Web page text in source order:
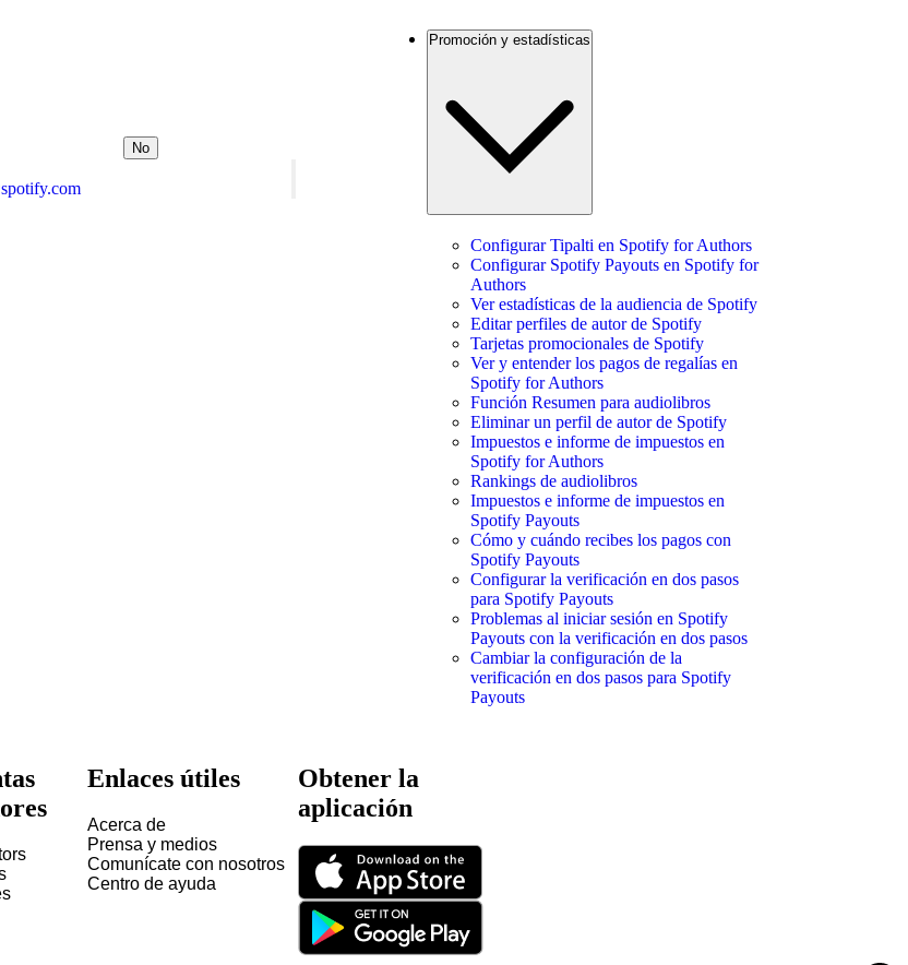
No
Promoción y estadísticas
Configurar Tipalti en Spotify for Authors
Configurar Spotify Payouts en Spotify for
Authors
Ver estadísticas de la audiencia de Spotify
Editar perfiles de autor de Spotify
Tarjetas promocionales de Spotify
Ver y entender los pagos de regalías en
Spotify for Authors
Función Resumen para audiolibros
Eliminar un perfil de autor de Spotify
Impuestos e informe de impuestos en
Spotify for Authors
Rankings de audiolibros
Impuestos e informe de impuestos en
Spotify Payouts
Cómo y cuándo recibes los pagos con
Spotify Payouts
Configurar la verificación en dos pasos
para Spotify Payouts
Problemas al iniciar sesión en Spotify
Payouts con la verificación en dos pasos
Cambiar la configuración de la
verificación en dos pasos para Spotify
Payouts
Enlaces útiles
Acerca de
Prensa y medios
Comunícate con nosotros
Centro de ayuda
Obtener la
aplicación